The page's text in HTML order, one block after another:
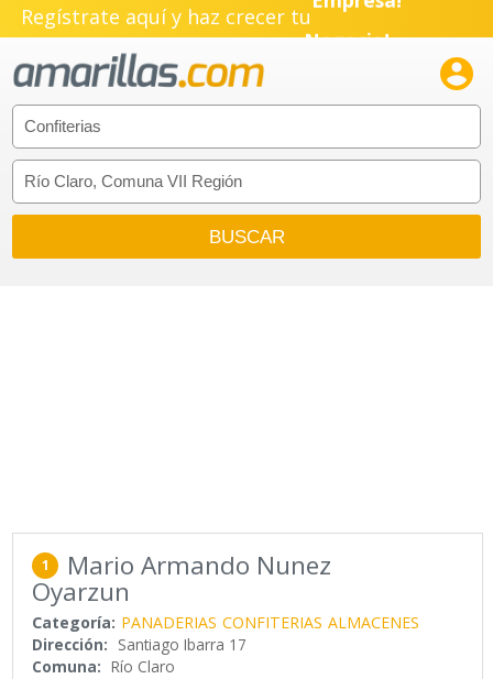
Regístrate aquí y haz crecer tuEmpresa!

1 Mario Armando Nunez
Oyarzun
Categoría: PANADERIAS CONFITERIAS ALMACENES
Dirección: Santiago Ibarra 17
Comuna: Río Claro